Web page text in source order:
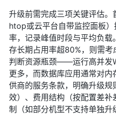
升级前需完成三项关键评估。
htop或云平台自带监控面板
率，记录峰值时段与平均负
存长期占用率超80%，则需
判断资源瓶颈——运行高并发
更多，而数据库应用通常对
供商的服务条款，明确升级规
效）、费用结构（按配置差
制（如部分机型不支持单独升